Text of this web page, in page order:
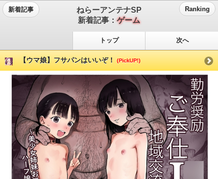
新着記事
ねらーアンテナSP
新着記事：ゲーム
Ranking
トップ 次へ
【ウマ娘】フサパンはいいぞ！ (PickUP!)